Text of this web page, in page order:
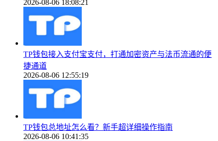
2026-08-06 18:08:21
TP钱包接入支付宝支付，打通加密资产与法币流通的便
捷通道
2026-08-06 12:55:19
TP钱包总地址怎么看？新手超详细操作指南
2026-08-06 10:41:35